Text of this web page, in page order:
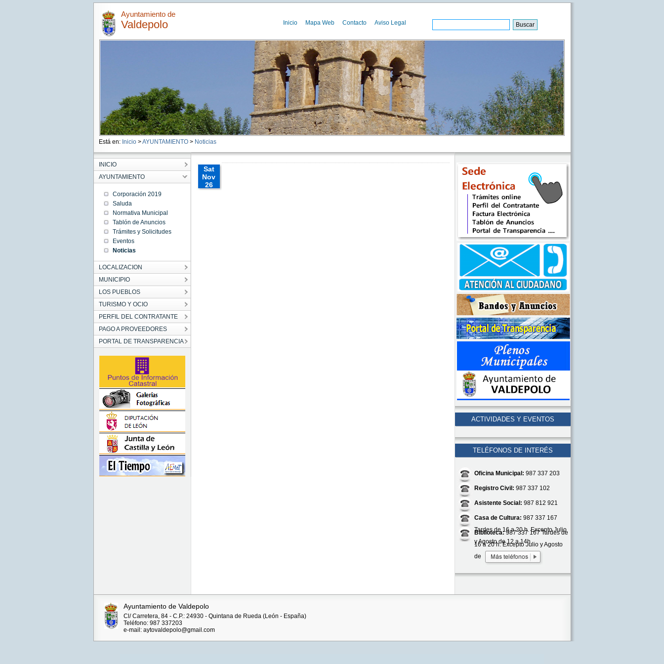
Ayuntamiento de
Valdepolo Inicio Mapa Web Contacto Aviso Legal
Está en: Inicio >AYUNTAMIENTO> Noticias
INICIO
AYUNTAMIENTO
Corporación 2019
Saluda
Normativa Municipal
Tablón de Anuncios
Trámites y Solicitudes
Eventos
Noticias
LOCALIZACION
MUNICIPIO
LOS PUEBLOS
TURISMO Y OCIO
PERFIL DEL CONTRATANTE
PAGO A PROVEEDORES
PORTAL DE TRANSPARENCIA
Sat
Nov
26
ACTIVIDADES Y EVENTOS
TELÉFONOS DE INTERÉS
Oficina Municipal: 987 337 203
Registro Civil: 987 337 102
Asistente Social: 987 812 921
Casa de Cultura: 987 337 167
Tardes de 16 a 20 h. Excepto Julio
y Agosto de 12 a 14h.
Biblioteca:987 337 167 Tardes de
16 a 20 h. Excepto Julio y Agosto
de 12 a 14h.
Ayuntamiento de Valdepolo
Cl/ Carretera, 84 - C.P.: 24930 - Quintana de Rueda (León - España)
Teléfono: 987 337203
e-mail: aytovaldepolo@gmail.com